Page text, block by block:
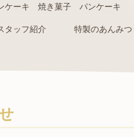
ケーキ 焼き菓子 パンケーキ
タッフ紹介 特製のあんみつ